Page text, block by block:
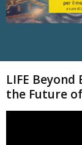
LIFE
the Future